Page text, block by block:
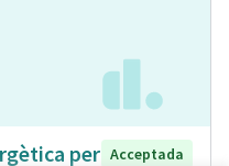
per Acceptada